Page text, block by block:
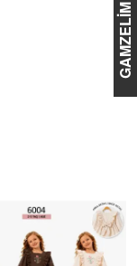
GAMZELİM